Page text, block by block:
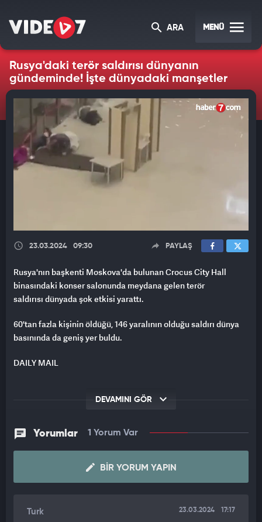
ARA MENÜ
Rusya'daki terör saldırısı dünyanın
gündeminde! İşte dünyadaki manşetler
23.03.2024 09:30 PAYLAŞ
Rusya'nın başkenti Moskova'da bulunan Crocus City Hall
binasındaki konser salonunda meydana gelen terör
saldırısı dünyada şok etkisi yarattı.
60'tan fazla kişinin öldüğü, 146 yaralının olduğu saldırı dünya
basınında da geniş yer buldu.
DAILY MAIL
saldırı" başlığıyla servis etti.
THE TIMES
The Times, katliamı "Moskova'da terör saldırısı: 62 kişi öldü,
konser salonu ateşe verildi" başlığıyla gördü.
Alman Bild, Moskova'daki terör saldırısını DAEŞ'in üstlendiğini
DEVAMINI GÖR
Yorumlar 1 Yorum Var
BIR YORUM YAPIN
Turk 23.03.2024 17:17